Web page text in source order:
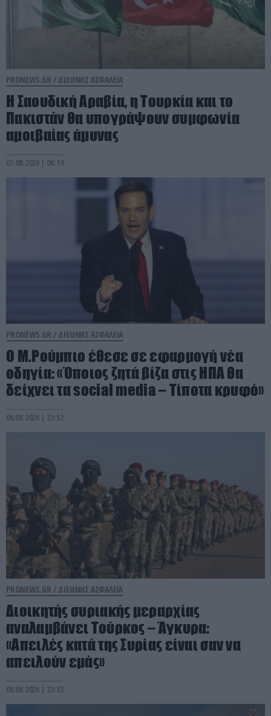
PRONEWS.GR / ΔΙΕΘΝΗΣ ΑΣΦΑΛΕΙΑ
Η Σαουδική Αραβία, η Τουρκία και το
Πακιστάν θα υπογράψουν συμφωνία
αμοιβαίας άμυνας
07.08.2026 | 06:14
PRONEWS.GR / ΔΙΕΘΝΗΣ ΑΣΦΑΛΕΙΑ
Ο Μ.Ρούμπιο έθεσε σε εφαρμογή νέα
οδηγία: «Όποιος ζητά βίζα στις ΗΠΑ θα
δείχνει τα social media – Τίποτα κρυφό»
06.08.2026 | 23:52
PRONEWS.GR / ΔΙΕΘΝΗΣ ΑΣΦΑΛΕΙΑ
Διοικητής συριακής μεραρχίας
αναλαμβάνει Τούρκος – Άγκυρα:
«Απειλές κατά της Συρίας είναι σαν να
απειλούν εμάς»
06.08.2026 | 23:32